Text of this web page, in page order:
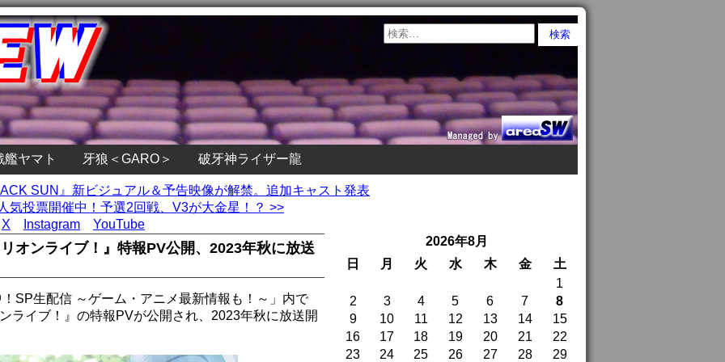
艦ヤマト 牙狼＜GARO＞ 破牙神ライザー龍
SUN』新ビジュアル＆予告映像が解禁。追加キャスト発表
気投票開催中！予選2回戦、V3が大金星！？ >>
X
Instagram YouTube
オンライブ！』特報PV公開、2023年秋に放送
SP生配信 ～ゲーム・アニメ最新情報も！～」内で
ライブ！』の特報PVが公開され、2023年秋に放送開
2026年8月
日
月 火 水 木 金
土
1
2
3 4 5 6 7
8
9
10 11 12 13 14
15
16
17 18 19 20 21
22
23
24 25 26 27 28 29